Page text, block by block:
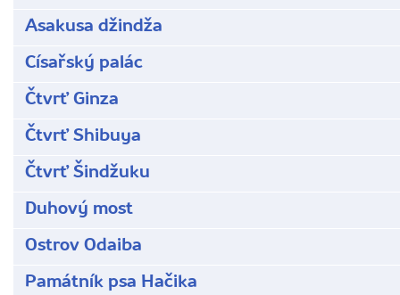
Asakusa džindža
Císařský palác
Čtvrť Ginza
Čtvrť Shibuya
Čtvrť Šindžuku
Duhový most
Ostrov Odaiba
Památník psa Hačika